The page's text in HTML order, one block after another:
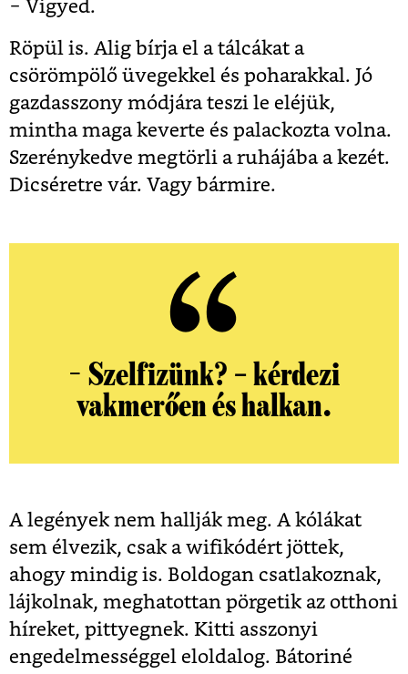
− Vigyed.
Röpül is. Alig bírja el a tálcákat a
csörömpölő üvegekkel és poharakkal. Jó
gazdasszony módjára teszi le eléjük,
mintha maga keverte és palackozta volna.
Szerénykedve megtörli a ruhájába a kezét.
Dicséretre vár. Vagy bármire.
− Szelfizünk? – kérdezi
vakmerően és halkan.
A legények nem hallják meg. A kólákat
sem élvezik, csak a wifikódért jöttek,
ahogy mindig is. Boldogan csatlakoznak,
lájkolnak, meghatottan pörgetik az otthoni
híreket, pittyegnek. Kitti asszonyi
engedelmességgel eloldalog. Bátoriné